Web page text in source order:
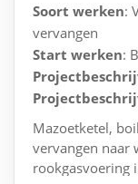
Soort werken:
vervangen
Start werken:
Mazoetketel,
vervangen naar
rookgasvoering